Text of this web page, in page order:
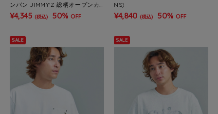
ンバン JIMMY'Z 総柄オープンカ
ラー半袖シャツ(MENS)
¥4,345 (税込) 50% OFF
NS)
¥4,840 (税込) 50% OFF
SALE SALE